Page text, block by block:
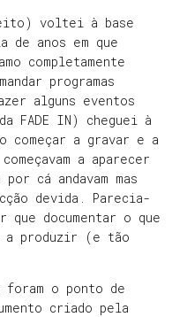
voltei à base
anos em que
completamente
programas
alguns eventos
FADE IN) cheguei à
começar a gravar e a
a aparecer
cá andavam mas
devida. Parecia-
documentar o que
a produzir (e tão
foram o ponto de
criado pela